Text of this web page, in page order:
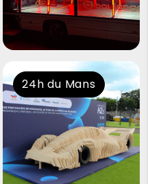
24h du Mans